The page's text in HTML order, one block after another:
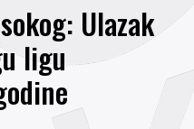
Ulazak
ligu